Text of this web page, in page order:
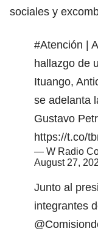
sociales y
#Atención |
hallazgo de
Ituango,
se adelanta
Gustavo
https://t.co/
— W Radio
August 27,
Junto al
integrantes